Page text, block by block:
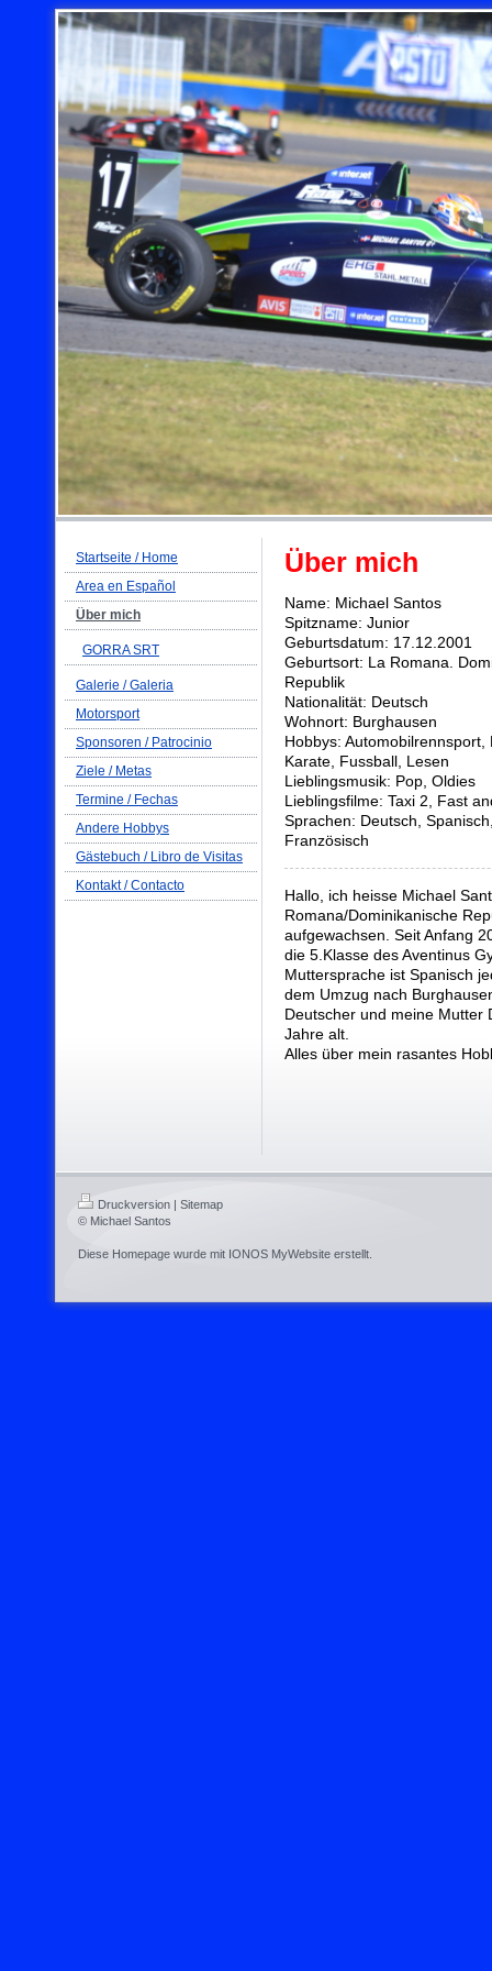
Startseite / Home
Area en Español
Über mich
GORRA SRT
Galerie / Galeria
Motorsport
Sponsoren / Patrocinio
Ziele / Metas
Termine / Fechas
Andere Hobbys
Gästebuch / Libro de Visitas
Kontakt / Contacto
Über mich
Name: Michael Santos
Spitzname: Junior
Geburtsdatum: 17.12.2001
Geburtsort: La Romana.
Republik
Nationalität: Deutsch
Wohnort: Burghausen
Hobbys: Automobilrennsport,
Karate, Fussball, Lesen
Lieblingsmusik: Pop, Oldies
Lieblingsfilme: Taxi 2, Fast
Sprachen: Deutsch,
Französisch
Hallo, ich heisse Michael
Romana/Dominikanische
aufgewachsen. Seit Anfang
die 5.Klasse des Aventinus
Muttersprache ist Spanisch
dem Umzug nach
Deutscher und meine Mutter
Jahre alt.
Alles über mein rasantes
Druckversion | Sitemap
© Michael Santos
Diese Homepage wurde mit IONOS MyWebsite erstellt.